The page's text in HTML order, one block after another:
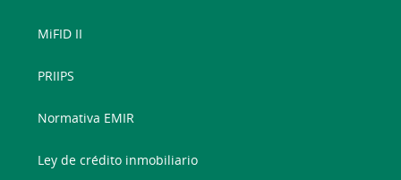
MiFID II
PRIIPS
Normativa EMIR
Ley de crédito inmobiliario